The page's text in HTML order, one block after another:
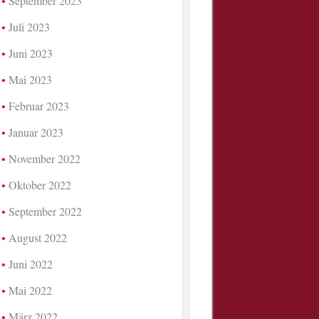
Juli 2023
Juni 2023
Mai 2023
Februar 2023
Januar 2023
November 2022
Oktober 2022
September 2022
August 2022
Juni 2022
Mai 2022